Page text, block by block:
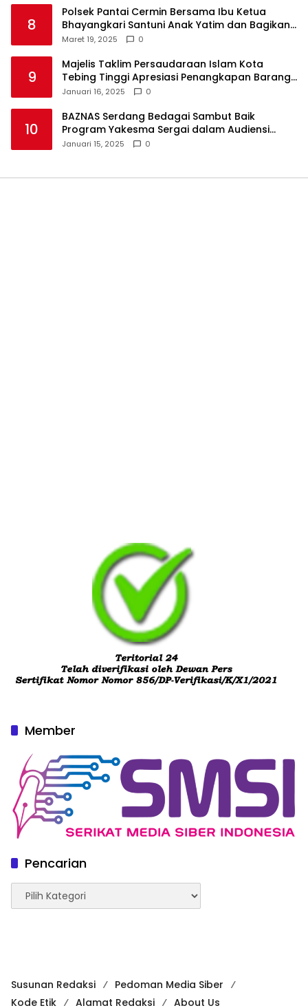
8
Polsek Pantai Cermin Bersama Ibu Ketua
Bhayangkari Santuni Anak Yatim dan Bagikan
Takjil
Maret 19, 2025 0
9
Majelis Taklim Persaudaraan Islam Kota
Tebing Tinggi Apresiasi Penangkapan Barang
Haram
Januari 16, 2025 0
10
BAZNAS Serdang Bedagai Sambut Baik
Program Yakesma Sergai dalam Audiensi
Perkenalan Pengurus Baru
Januari 15, 2025 0
Member
Pencarian
Pencarian
Susunan Redaksi
Pedoman Media Siber
Kode Etik
Alamat Redaksi About Us